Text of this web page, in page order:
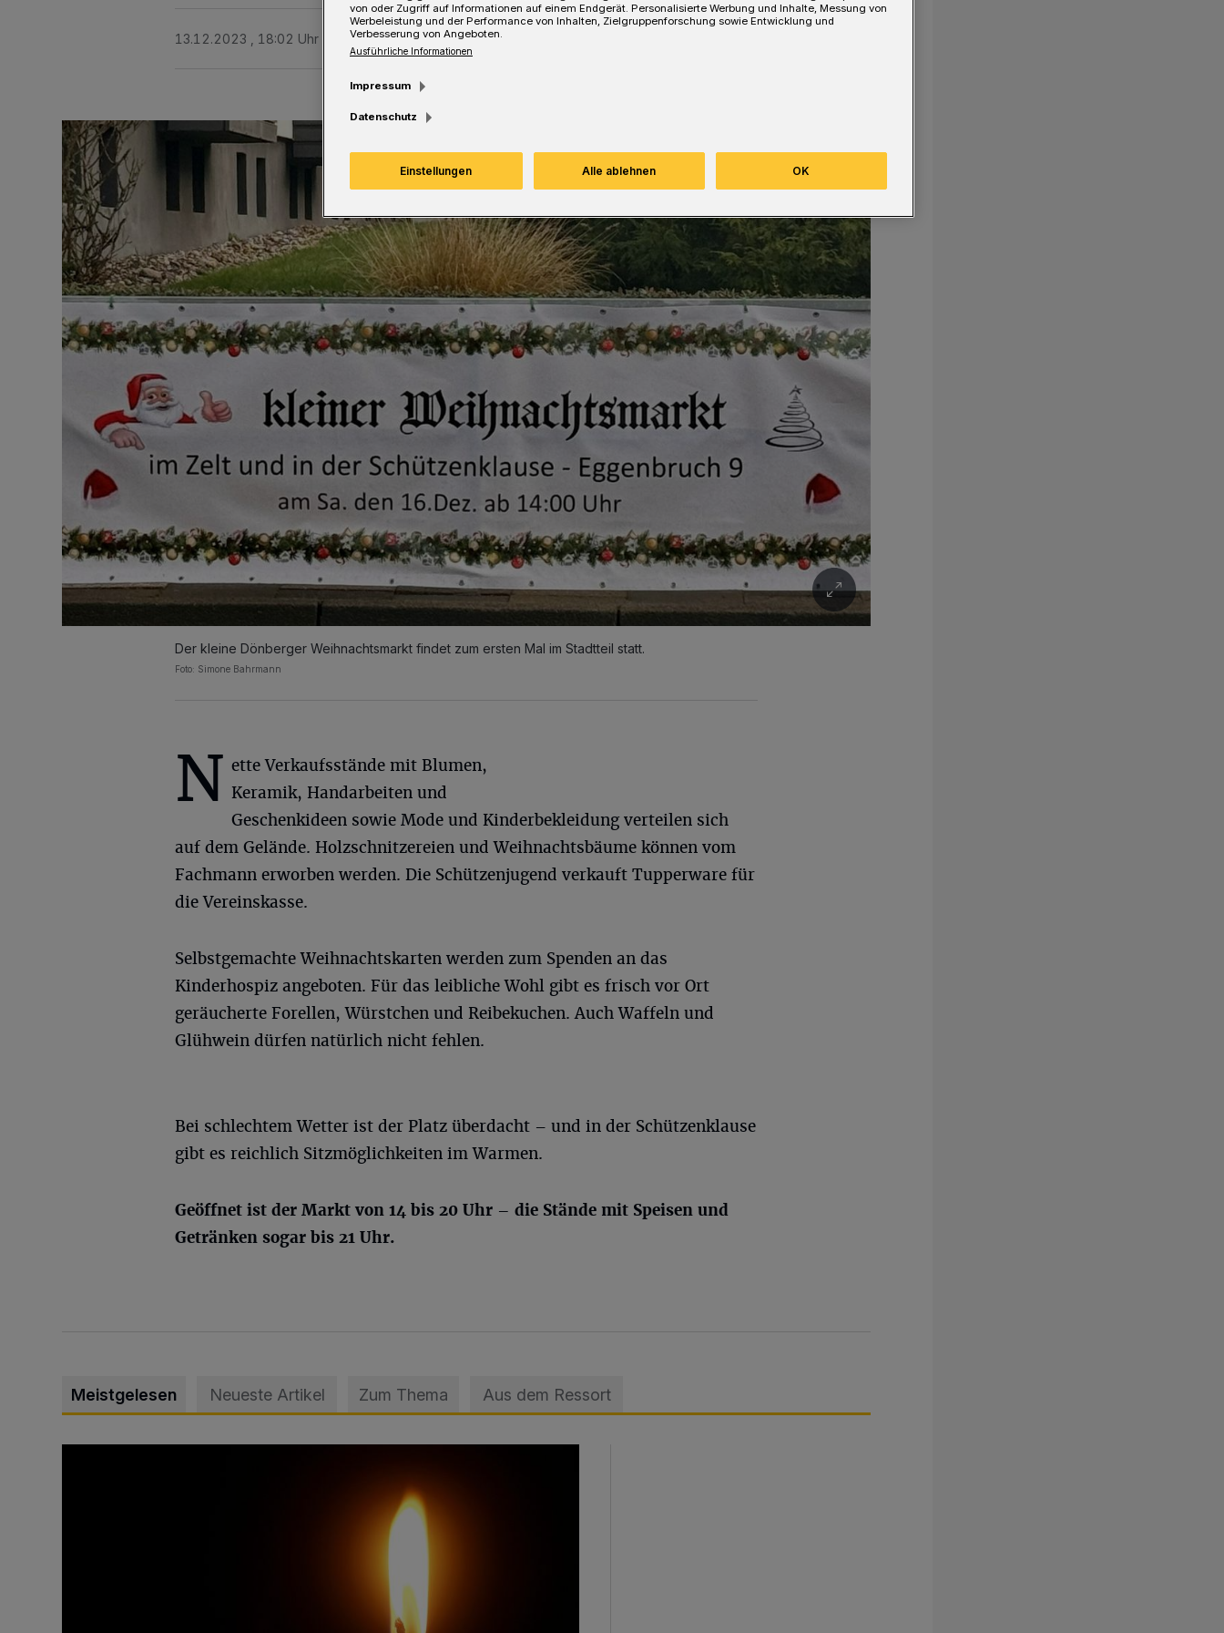
13.12.2023 , 18:02 Uhr Eine Minute Lesezeit
Der kleine Dönberger Weihnachtsmarkt findet zum ersten Mal im Stadtteil statt.
Foto: Simone Bahrmann
N ette Verkaufsstände mit Blumen,
Keramik, Handarbeiten und
Geschenkideen sowie Mode und Kinderbekleidung verteilen sich
auf dem Gelände. Holzschnitzereien und Weihnachtsbäume können vom
Fachmann erworben werden. Die Schützenjugend verkauft Tupperware für
die Vereinskasse.
Selbstgemachte Weihnachtskarten werden zum Spenden an das
Kinderhospiz angeboten. Für das leibliche Wohl gibt es frisch vor Ort
geräucherte Forellen, Würstchen und Reibekuchen. Auch Waffeln und
Glühwein dürfen natürlich nicht fehlen.
Bei schlechtem Wetter ist der Platz überdacht – und in der Schützenklause
gibt es reichlich Sitzmöglichkeiten im Warmen.
Geöffnet ist der Markt von 14 bis 20 Uhr – die Stände mit Speisen und
Getränken sogar bis 21 Uhr.
Meistgelesen Neueste Artikel Zum Thema Aus dem Ressort
von oder Zugriff auf Informationen auf einem Endgerät. Personalisierte Werbung und Inhalte, Messung von
Werbeleistung und der Performance von Inhalten, Zielgruppenforschung sowie Entwicklung und
Verbesserung von Angeboten.
Ausführliche Informationen
Impressum
Datenschutz
Einstellungen Alle ablehnen OK